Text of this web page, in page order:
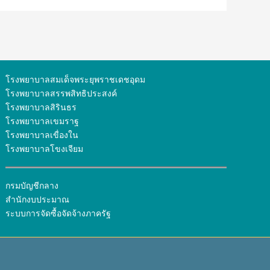
โรงพยาบาลสมเด็จพระยุพราชเดชอุดม
โรงพยาบาลสรรพสิทธิประสงค์
โรงพยาบาลสิรินธร
โรงพยาบาลเขมราฐ
โรงพยาบาลเขื่องใน
โรงพยาบาลโขงเจียม
กรมบัญชีกลาง
สำนักงบประมาณ
ระบบการจัดซื้อจัดจ้างภาครัฐ